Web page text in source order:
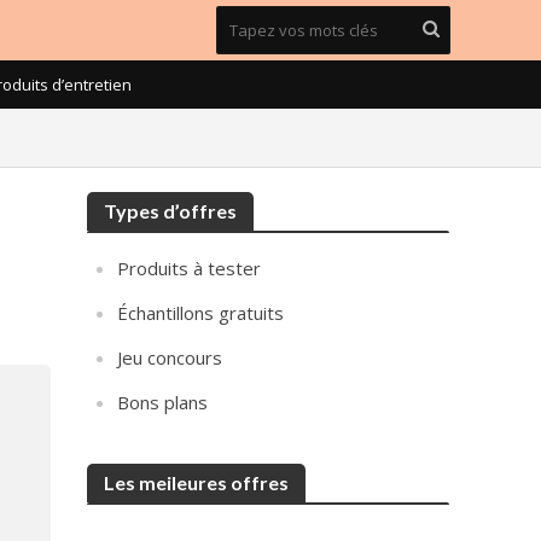
d’entretien
Types d’offres
Produits à tester
Échantillons gratuits
Jeu concours
Bons plans
Les meileures offres